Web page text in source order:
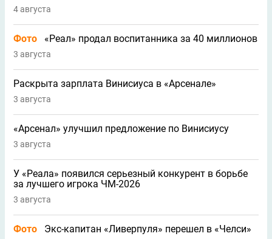
4 августа
Фото «Реал» продал воспитанника за 40 миллионов
3 августа
Раскрыта зарплата Винисиуса в «Арсенале»
3 августа
«Арсенал» улучшил предложение по Винисиусу
3 августа
У «Реала» появился серьезный конкурент в борьбе
за лучшего игрока ЧМ-2026
3 августа
Фото Экс-капитан «Ливерпуля» перешел в «Челси»